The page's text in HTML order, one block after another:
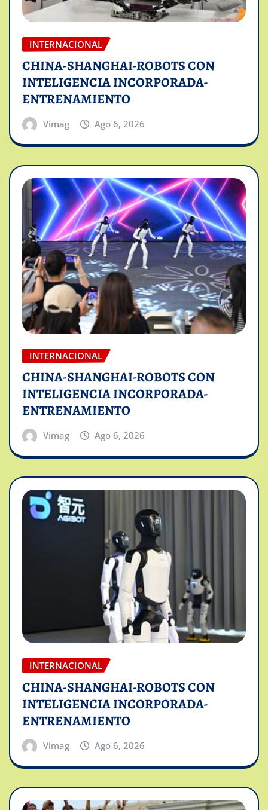
INTERNACIONAL
CHINA-SHANGHAI-ROBOTS CON
INTELIGENCIA INCORPORADA-
ENTRENAMIENTO
Vimag Ago 6, 2026
INTERNACIONAL
CHINA-SHANGHAI-ROBOTS CON
INTELIGENCIA INCORPORADA-
ENTRENAMIENTO
Vimag Ago 6, 2026
INTERNACIONAL
CHINA-SHANGHAI-ROBOTS CON
INTELIGENCIA INCORPORADA-
ENTRENAMIENTO
Vimag Ago 6, 2026